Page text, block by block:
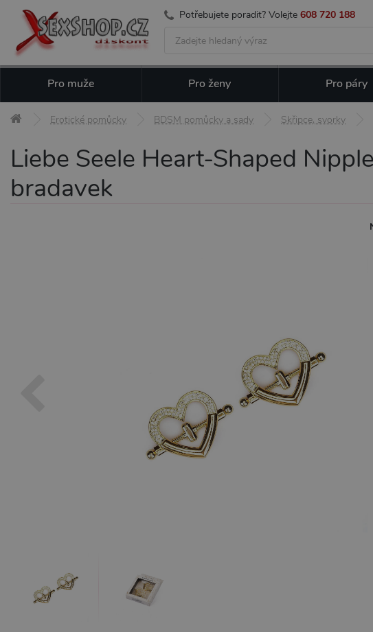
Potřebujete poradit? Volejte 608 720 188
Pro muže Pro ženy Pro páry
Erotické pomůcky BDSM pomůcky a sady Skřipce, svorky
Liebe Seele Heart-Shaped
bradavek